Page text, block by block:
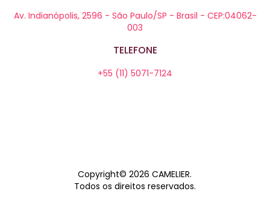
Av. Indianópolis, 2596 - São Paulo/SP - Brasil - CEP:04062-
003
TELEFONE
+55 (11) 5071-7124
Copyright© 2026CAMELIER.
Todos os direitos reservados.